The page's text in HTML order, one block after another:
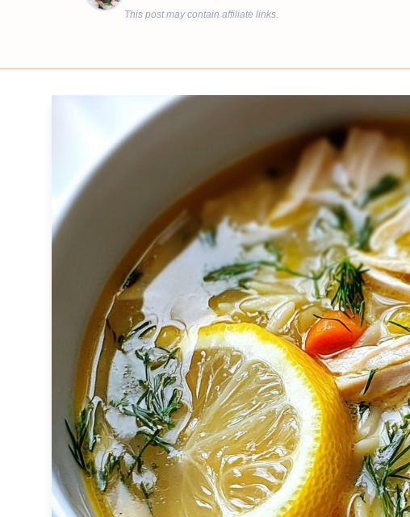
This post may contain affiliate links.